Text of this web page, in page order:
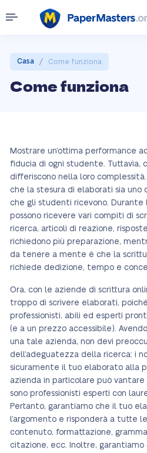
Casa / Come funziona
Come funziona
Mostrare un’ottima performance
fiducia di ogni studente. Tuttavia,
differiscono nella loro
che la stesura di elaborati sia uno
che gli studenti ricevono. Durante
possono ricevere vari compiti di
ricerca, articoli di reazione,
richiedono più preparazione,
da tenere a mente è che la
richiede dedizione, tempo e
Ora, con le aziende di scrittura
troppo di scrivere elaborati,
professionisti, abili ed esperti
(e a un prezzo accessibile).
una tale azienda, non devi
dell’adeguatezza della ricerca: i
sicuramente il tuo elaborato alla
azienda in particolare può
sono professionisti esperti con
Pertanto, garantiamo che il tuo
l’argomento e risponderà a tutte
contenuto, formattazione,
citazione, ecc. Inoltre, garantiamo